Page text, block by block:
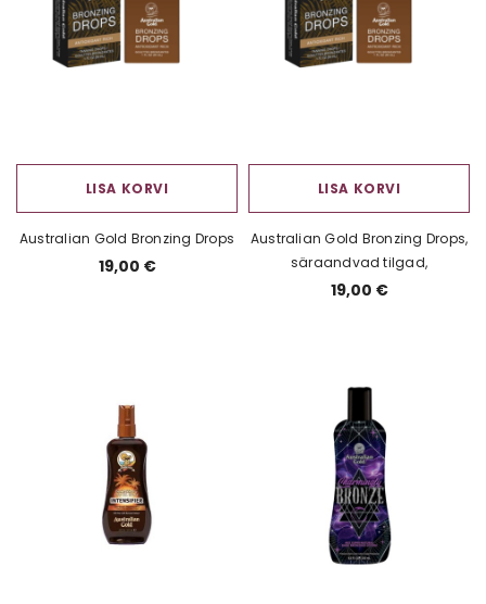
LISA KORVI
Australian Gold Bronzing Drops
19,00 €
LISA KORVI
Australian Gold Bronzing Drops,
säraandvad tilgad,
19,00 €